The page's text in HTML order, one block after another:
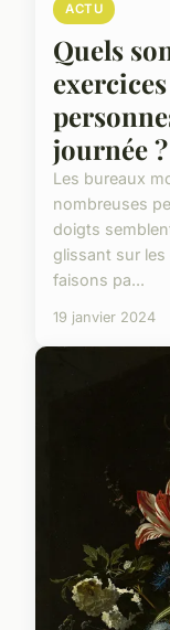
ACTU
Quels
journée ?
Les bureaux
nombreuses
doigts
glissant sur
faisons pa...
19 janvier 2024